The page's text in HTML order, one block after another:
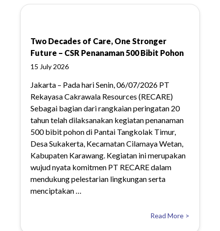
Two Decades of Care, One Stronger
Future – CSR Penanaman 500 Bibit Pohon
15 July 2026
Jakarta – Pada hari Senin, 06/07/2026 PT
Rekayasa Cakrawala Resources (RECARE)
Sebagai bagian dari rangkaian peringatan 20
tahun telah dilaksanakan kegiatan penanaman
500 bibit pohon di Pantai Tangkolak Timur,
Desa Sukakerta, Kecamatan Cilamaya Wetan,
Kabupaten Karawang. Kegiatan ini merupakan
wujud nyata komitmen PT RECARE dalam
mendukung pelestarian lingkungan serta
menciptakan …
Read More >